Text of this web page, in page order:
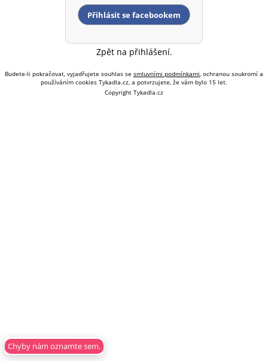
Chyby nám oznamte sem.
Přihlásit se facebookem
Zpět na přihlášení.
Budete-li pokračovat, vyjadřujete souhlas se smluvními podmínkami , ochranou soukromí a
používáním cookies Tykadla.cz, a potvrzujete, že vám bylo 15 let.
Copyright Tykadla.cz